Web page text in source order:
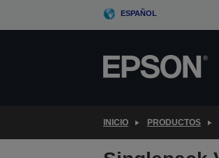
ESPAÑOL
INICIO PRODUCTOS